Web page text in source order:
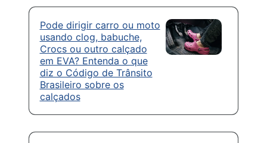
Pode dirigir carro ou moto
usando clog, babuche,
Crocs ou outro calçado
em EVA? Entenda o que
diz o Código de Trânsito
Brasileiro sobre os
calçados